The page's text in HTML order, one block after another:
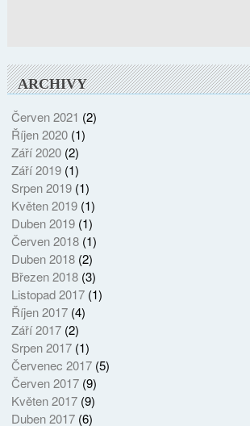
ARCHIVY
Červen 2021 (2)
Říjen 2020(1)
Září 2020(2)
Září 2019(1)
Srpen 2019(1)
Květen 2019(1)
Duben 2019(1)
Červen 2018(1)
Duben 2018(2)
Březen 2018(3)
Listopad 2017(1)
Říjen 2017(4)
Září 2017(2)
Srpen 2017(1)
Červenec 2017(5)
Červen 2017(9)
Květen 2017(9)
Duben 2017(6)